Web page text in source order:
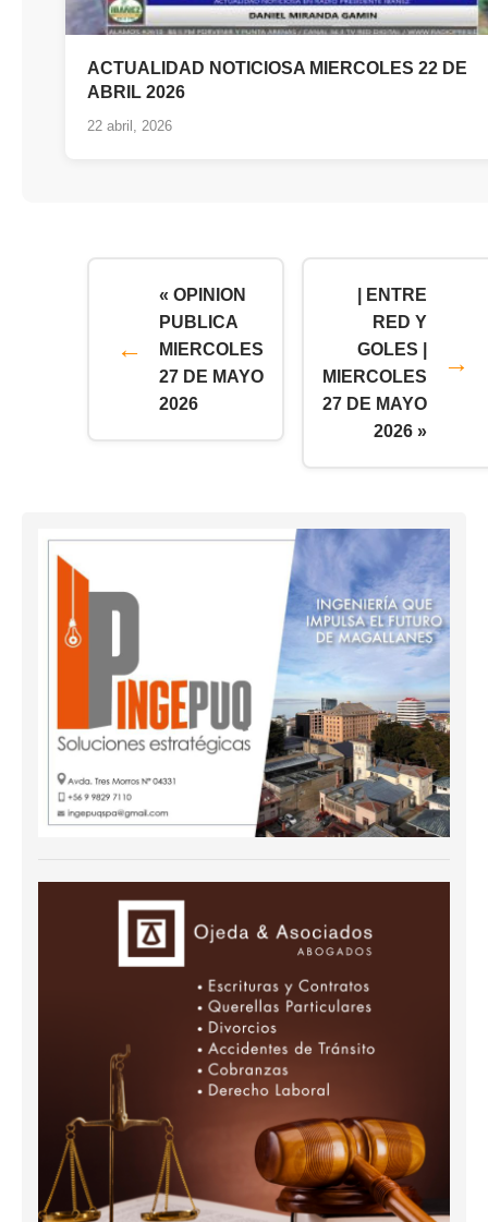
ACTUALIDAD NOTICIOSA MIERCOLES 22 DE
ABRIL 2026
22 abril, 2026
« OPINION
PUBLICA
MIERCOLES
27 DE MAYO
2026
| ENTRE
RED Y
GOLES |
MIERCOLES
27 DE MAYO
2026 »